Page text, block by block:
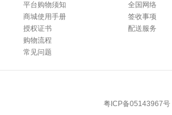
平台购物须知
商城使用手册
授权证书
购物流程
常见问题
全国网络
签收事项
配送服务
粤ICP备05143967号